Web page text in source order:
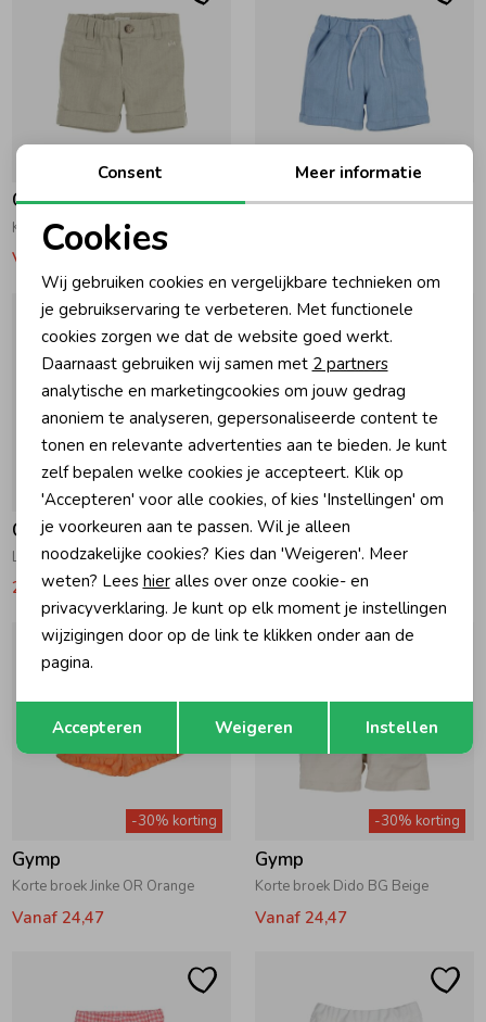
-30% korting
Gymp
Korte broek Gabriel GN Green
Vanaf 38,47
-30% korting
Gymp
-30% korting
Gymp
Luierbroekje Appa OW Off White
20,27 28,95
-30% korting
Gymp
Korte broek Artemis LR Light Pink
Vanaf 20,97
-30% korting
Gymp
Korte broek Jinke OR Orange
Vanaf 24,47
-30% korting
Gymp
Korte broek Dido BG Beige
Vanaf 24,47
Noodzakelijke cookies
Personalisatie cookies
Analytische cookies
Marketing cookies
Terug Opslaan
Consent Meer informatie
Cookies
Wij gebruiken cookies en vergelijkbare technieken om
je gebruikservaring te verbeteren. Met functionele
cookies zorgen we dat de website goed werkt.
Daarnaast gebruiken wij samen met 2 partners
analytische en marketingcookies om jouw gedrag
anoniem te analyseren, gepersonaliseerde content te
tonen en relevante advertenties aan te bieden. Je kunt
zelf bepalen welke cookies je accepteert. Klik op
'Accepteren' voor alle cookies, of kies 'Instellingen' om
je voorkeuren aan te passen. Wil je alleen
noodzakelijke cookies? Kies dan 'Weigeren'. Meer
weten? Lees hieralles over onze cookie- en
privacyverklaring. Je kunt op elk moment je instellingen
wijzigingen door op de link te klikken onder aan de
pagina.
Accepteren Weigeren Instellen